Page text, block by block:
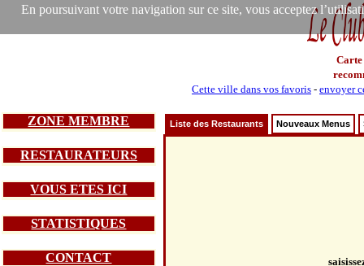
En poursuivant votre navigation sur ce site, vous acceptez
Carte
Cette ville dans vos favoris - envoyer
ZONE MEMBRE
RESTAURATEURS
VOUS ETES ICI
STATISTIQUES
CONTACT
Liste des Restaurants Nouveaux Menus